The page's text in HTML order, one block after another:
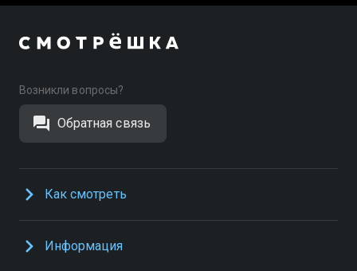
Возникли вопросы?
Обратная связь
Как смотреть
Информация